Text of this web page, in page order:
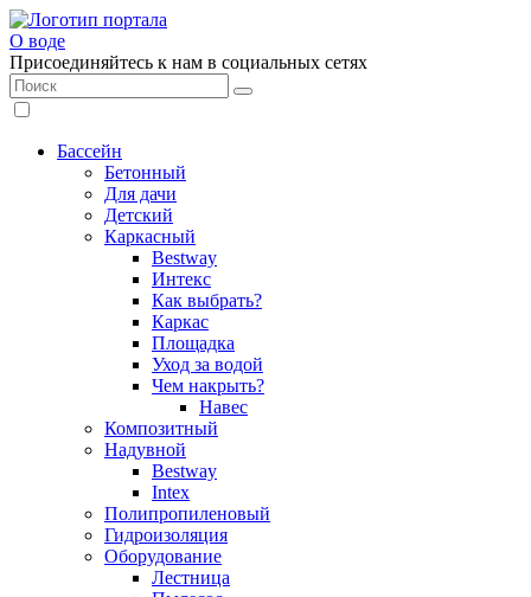
О воде
Присоединяйтесь к нам в социальных сетях
Бассейн
Бетонный
Для дачи
Детский
Каркасный
Bestway
Интекс
Как выбрать?
Каркас
Площадка
Уход за водой
Чем накрыть?
Навес
Композитный
Надувной
Bestway
Intex
Полипропиленовый
Гидроизоляция
Оборудование
Лестница